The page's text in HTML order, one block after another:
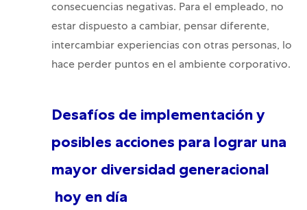
consecuencias negativas. Para el empleado, no
estar dispuesto a cambiar, pensar diferente,
intercambiar experiencias con otras personas, lo
hace perder puntos en el ambiente corporativo.
Desafíos de implementación y
posibles acciones para lograr una
mayor diversidad generacional
hoy en día